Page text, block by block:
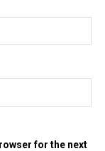
for the next